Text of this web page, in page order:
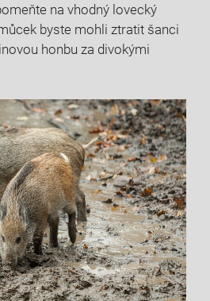
na vhodný lovecký
byste mohli ztratit šanci
honbu za divokými